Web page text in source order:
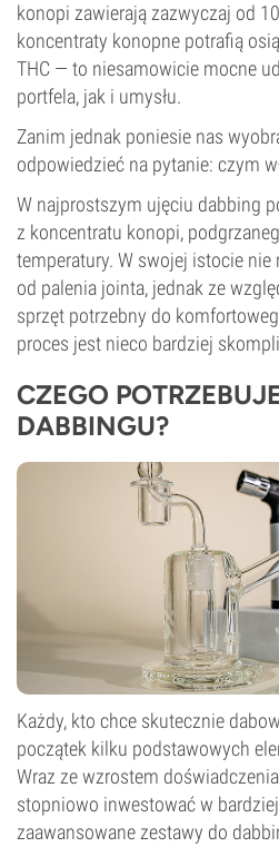
konopi zawierają zazwyczaj od
koncentraty konopne potrafią
THC — to niesamowicie mocne
portfela, jak i umysłu.
Zanim jednak poniesie nas
odpowiedzieć na pytanie: czym
W najprostszym ujęciu dabbing
z koncentratu konopi,
temperatury. W swojej istocie
od palenia jointa, jednak ze
sprzęt potrzebny do
proces jest nieco bardziej
CZEGO
DABBINGU?
Każdy, kto chce skutecznie
początek kilku podstawowych
Wraz ze wzrostem
stopniowo inwestować w
zaawansowane zestawy do